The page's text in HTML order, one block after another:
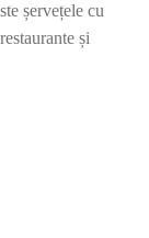
șervețele cu
și